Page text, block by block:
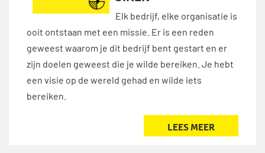
Elk bedrijf, elke organisatie is
ooit ontstaan met een missie. Er is een reden
geweest waarom je dit bedrijf bent gestart en er
zijn doelen geweest die je wilde bereiken. Je hebt
een visie op de wereld gehad en wilde iets
bereiken.
LEES MEER